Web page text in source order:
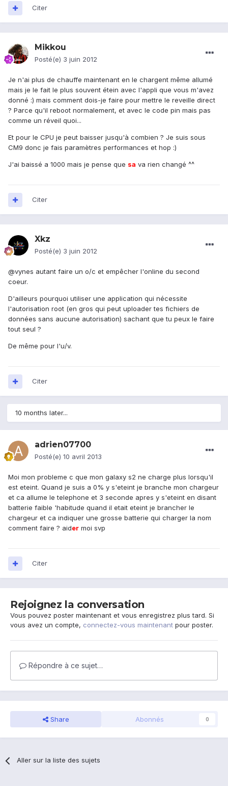
Citer
Mikkou
Posté(e) 3 juin 2012
Je n'ai plus de chauffe maintenant en le chargent même allumé
mais je le fait le plus souvent étein avec l'appli que vous m'avez
donné :) mais comment dois-je faire pour mettre le reveille direct
? Parce qu'il reboot normalement, et avec le code pin mais pas
comme un réveil quoi...
Et pour le CPU je peut baisser jusqu'à combien ? Je suis sous
CM9 donc je fais paramètres performances et hop :)
J'ai baissé a 1000 mais je pense que sa va rien changé ^^
Citer
Xkz
Posté(e) 3 juin 2012
@vynes autant faire un o/c et empêcher l'online du second
coeur.
D'ailleurs pourquoi utiliser une application qui nécessite
l'autorisation root (en gros qui peut uploader tes fichiers de
données sans aucune autorisation) sachant que tu peux le faire
tout seul ?
De même pour l'u/v.
Citer
10 months later...
adrien07700
Posté(e) 10 avril 2013
Moi mon probleme c que mon galaxy s2 ne charge plus lorsqu'il
est eteint. Quand je suis a 0% y s'eteint je branche mon chargeur
et ca allume le telephone et 3 seconde apres y s'eteint en disant
batterie faible 'habitude quand il etait eteint je brancher le
chargeur et ca indiquer une grosse batterie qui charger la nom
comment faire ? aider moi svp
Citer
Rejoignez la conversation
Vous pouvez poster maintenant et vous enregistrez plus tard. Si
vous avez un compte, connectez-vous maintenant pour poster.
Répondre à ce sujet…
Share Abonnés 0
Aller sur la liste des sujets